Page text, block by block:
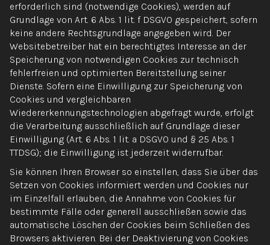
erforderlich sind (notwendige Cookies), werden auf
Grundlage von Art. 6 Abs. 1 lit. f DSGVO gespeichert, sofern
keine andere Rechtsgrundlage angegeben wird. Der
Websitebetreiber hat ein berechtigtes Interesse an der
Speicherung von notwendigen Cookies zur technisch
fehlerfreien und optimierten Bereitstellung seiner
Dienste. Sofern eine Einwilligung zur Speicherung von
Cookies und vergleichbaren
Wiedererkennungstechnologien abgefragt wurde, erfolgt
die Verarbeitung ausschließlich auf Grundlage dieser
Einwilligung (Art. 6 Abs. 1 lit. a DSGVO und § 25 Abs. 1
TTDSG); die Einwilligung ist jederzeit widerrufbar.
Sie können Ihren Browser so einstellen, dass Sie über das
Setzen von Cookies informiert werden und Cookies nur
im Einzelfall erlauben, die Annahme von Cookies für
bestimmte Fälle oder generell ausschließen sowie das
automatische Löschen der Cookies beim Schließen des
Browsers aktivieren. Bei der Deaktivierung von Cookies